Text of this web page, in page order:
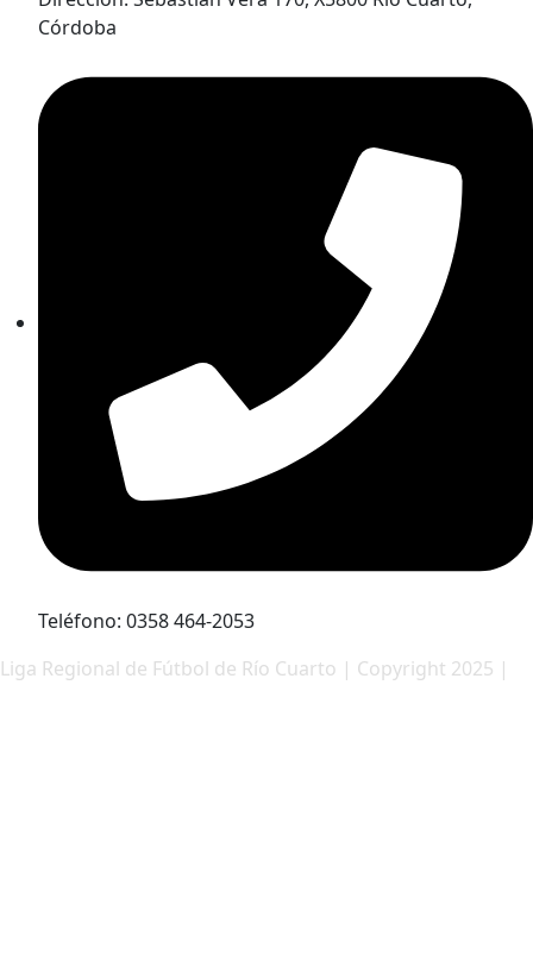
Córdoba
Teléfono: 0358 464-2053
Liga Regional de Fútbol de Río Cuarto | Copyright 2025 |